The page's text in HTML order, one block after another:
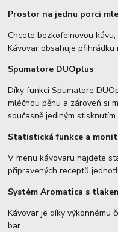
Prostor na jednu porci
Chcete bezkofeinovou
Kávovar obsahuje přihrádku
Spumatore DUOplus
Díky funkci Spumatore
mléčnou pěnu a zároveň si
současně jediným
Statistická funkce a
V menu kávovaru najdete
připravených receptů
Systém Aromatica s
Kávovar je díky výkonnému
bar.